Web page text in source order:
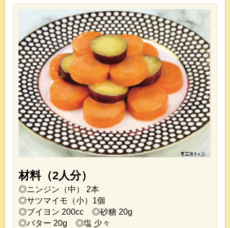
材料（2人分）
◎ニンジン（中） 2本
◎サツマイモ（小）1個
◎ブイヨン 200cc ◎砂糖 20g
◎バター 20g ◎塩 少々